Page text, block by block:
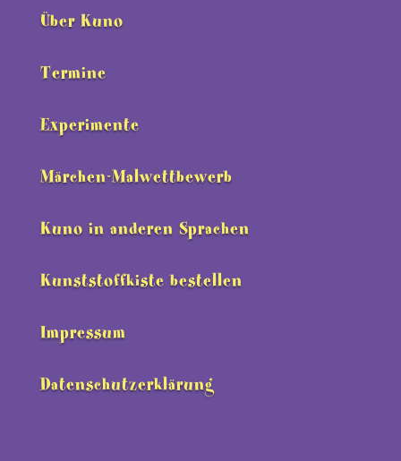
Über Kuno
Termine
Experimente
Märchen-Malwettbewerb
Kuno in anderen Sprachen
Kunststoffkiste bestellen
Impressum
Datenschutzerklärung